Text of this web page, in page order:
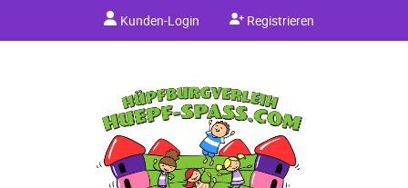
Kunden-Login Registrieren